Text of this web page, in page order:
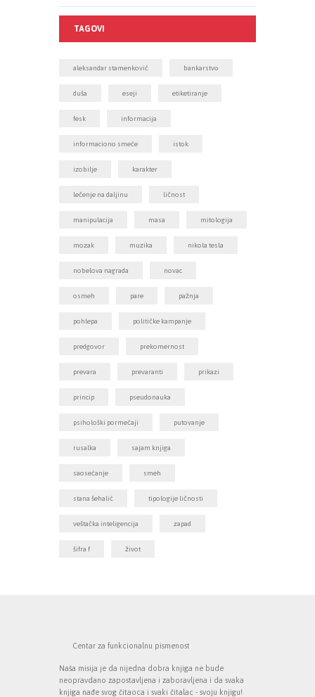
TAGOVI
aleksandar stamenković bankarstvo
duša eseji etiketiranje
fesk informacija
informaciono smeće istok
izobilje karakter
lečenje na daljinu ličnost
manipulacija masa mitologija
mozak muzika nikola tesla
nobelova nagrada novac
osmeh pare pažnja
pohlepa političke kampanje
predgovor prekomernost
prevara prevaranti prikazi
princip pseudonauka
psihološki pormećaji putovanje
rusalka sajam knjiga
saosećanje smeh
stana šehalić tipologije ličnosti
veštačka inteligencija zapad
šifra f život
Centar za funkcionalnu pismenost
Naša misija je da nijedna dobra knjiga ne bude
neopravdano zapostavljena i zaboravljena i da svaka
knjiga nađe svog čitaoca i svaki čitalac - svoju knjigu!